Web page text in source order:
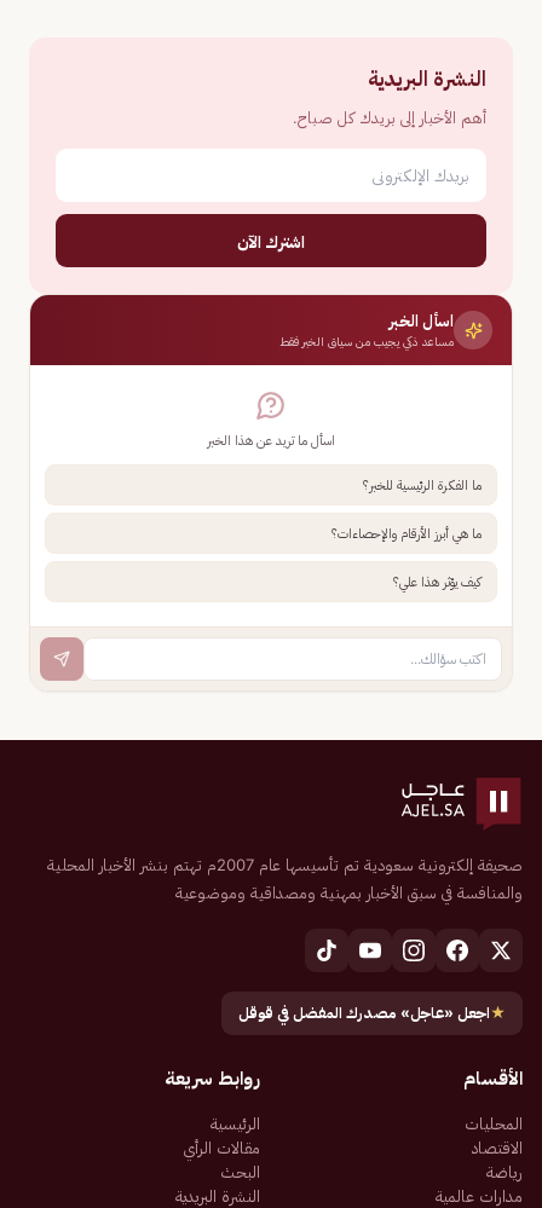
النشرة البريدية
أهم الأخبار إلى بريدك كل صباح.
اشترك الآن
اسأل الخبر
مساعد ذكي يجيب من سياق الخبر فقط
اسأل ما تريد عن هذا الخبر
ما الفكرة الرئيسية للخبر؟
ما هي أبرز الأرقام والإحصاءات؟
كيف يؤثر هذا علي؟
صحيفة إلكترونية سعودية تم تأسيسها عام 2007م تهتم بنشر الأخبار المحلية
والمنافسة في سبق الأخبار بمهنية ومصداقية وموضوعية
★اجعل «عاجل» مصدرك المفضل في قوقل
الأقسام
المحليات
الاقتصاد
رياضة
مدارات عالمية
روابط سريعة
الرئيسية
مقالات الرأي
البحث
النشرة البريدية